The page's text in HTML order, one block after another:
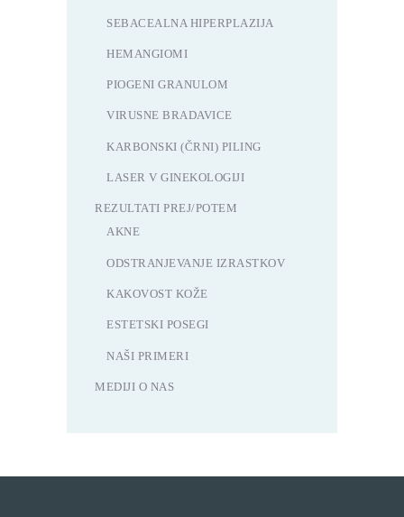
SEBACEALNA HIPERPLAZIJA
HEMANGIOMI
PIOGENI GRANULOM
VIRUSNE BRADAVICE
KARBONSKI (ČRNI) PILING
LASER V GINEKOLOGIJI
REZULTATI PREJ/POTEM
AKNE
ODSTRANJEVANJE IZRASTKOV
KAKOVOST KOŽE
ESTETSKI POSEGI
NAŠI PRIMERI
MEDIJI O NAS